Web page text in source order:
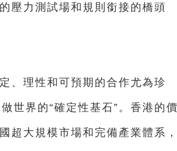
壓力測試場和規則銜接的橋頭
、理性和可預期的合作尤為珍
世界的“確定性基石”。香港的價
大規模市場和完備產業體系，